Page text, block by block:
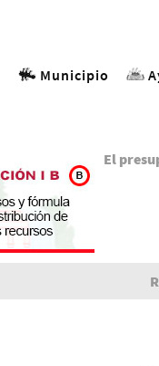
Municipio
El